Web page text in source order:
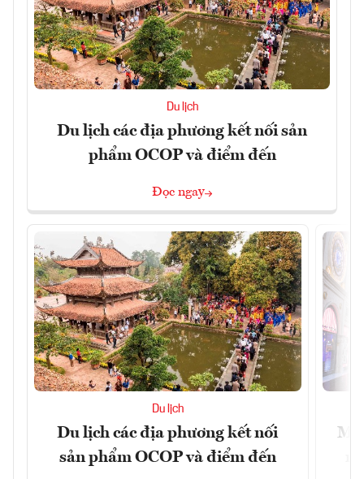
Du lịch
Du lịch các địa phương kết nối sản
phẩm OCOP và điểm đến
Đọc ngay
Du lịch
Du lịch các địa phương kết nối
sản phẩm OCOP và điểm đến